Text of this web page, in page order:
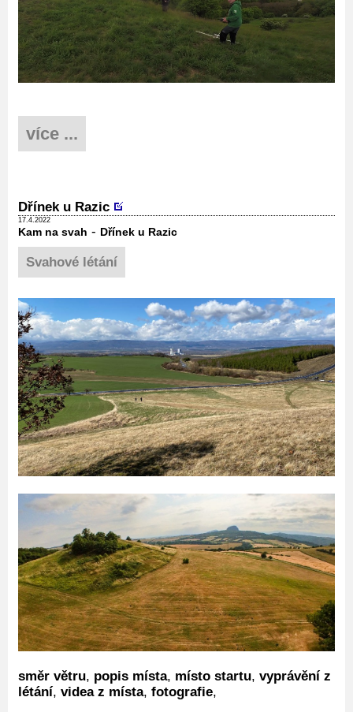
více ...
Dřínek u Razic
17.4.2022
Kam na svah - Dřínek u Razic
Svahové létání
směr větru, popis místa, místo startu, vyprávění z
létání, videa z místa, fotografie,